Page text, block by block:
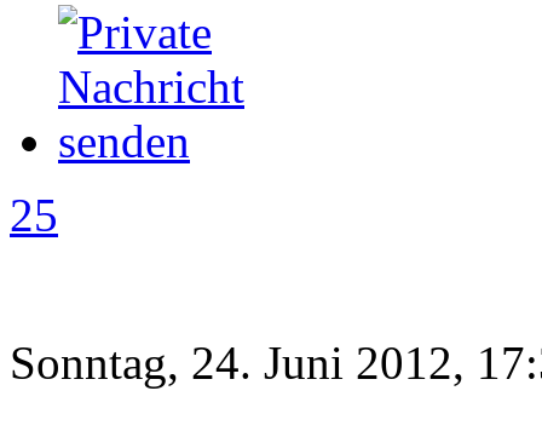
25
Sonntag, 24. Juni 2012,